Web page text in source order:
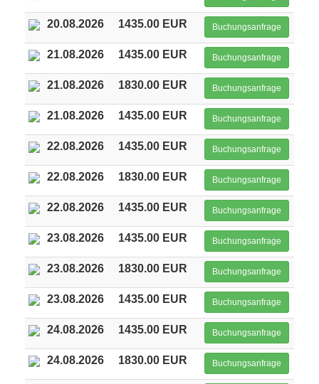
20.08.2026 1435.00 EUR Buchungsanfrage
21.08.2026 1435.00 EUR Buchungsanfrage
21.08.2026 1830.00 EUR Buchungsanfrage
21.08.2026 1435.00 EUR Buchungsanfrage
22.08.2026 1435.00 EUR Buchungsanfrage
22.08.2026 1830.00 EUR Buchungsanfrage
22.08.2026 1435.00 EUR Buchungsanfrage
23.08.2026 1435.00 EUR Buchungsanfrage
23.08.2026 1830.00 EUR Buchungsanfrage
23.08.2026 1435.00 EUR Buchungsanfrage
24.08.2026 1435.00 EUR Buchungsanfrage
24.08.2026 1830.00 EUR Buchungsanfrage